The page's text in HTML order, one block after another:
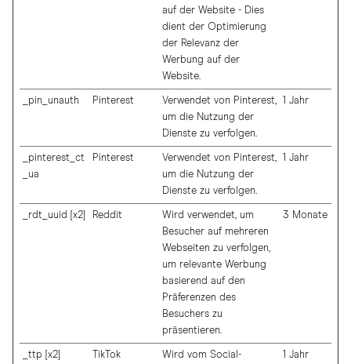
auf der Website - Dies
dient der Optimierung
der Relevanz der
Werbung auf der
Website.
_pin_unauth Pinterest
Verwendet von Pinterest,
um die Nutzung der
Dienste zu verfolgen.
1 Jahr
_pinterest_ct
_ua
Pinterest
Verwendet von Pinterest,
um die Nutzung der
Dienste zu verfolgen.
1 Jahr
_rdt_uuid [x2] Reddit
Wird verwendet, um
Besucher auf mehreren
Webseiten zu verfolgen,
um relevante Werbung
basierend auf den
Präferenzen des
Besuchers zu
präsentieren.
3 Monate
_ttp [x2] TikTok
Wird vom Social-
1 Jahr